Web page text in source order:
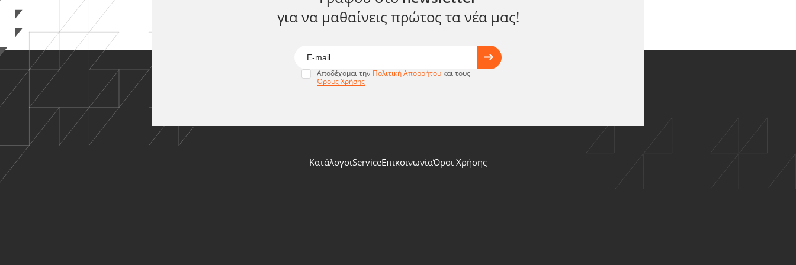
για να μαθαίνεις πρώτος τα νέα μας!
Αποδέχομαι την Πολιτική Απορρήτου και τους
Όρους Χρήσης
ΚατάλογοιServiceΕπικοινωνίαΌροι Χρήσης